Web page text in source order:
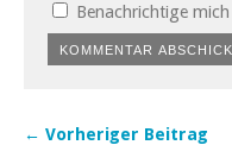
Benachrichtige
← Vorheriger Beitrag